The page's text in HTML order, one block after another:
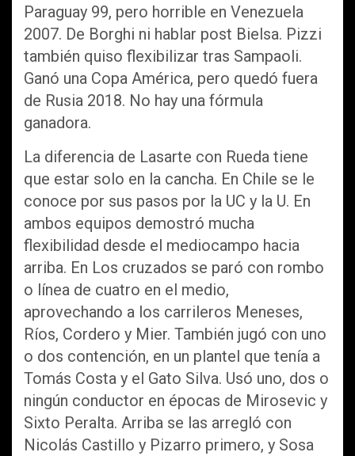
Paraguay 99, pero horrible en Venezuela
2007. De Borghi ni hablar post Bielsa. Pizzi
también quiso flexibilizar tras Sampaoli.
Ganó una Copa América, pero quedó fuera
de Rusia 2018. No hay una fórmula
ganadora.
La diferencia de Lasarte con Rueda tiene
que estar solo en la cancha. En Chile se le
conoce por sus pasos por la UC y la U. En
ambos equipos demostró mucha
flexibilidad desde el mediocampo hacia
arriba. En Los cruzados se paró con rombo
o línea de cuatro en el medio,
aprovechando a los carrileros Meneses,
Ríos, Cordero y Mier. También jugó con uno
o dos contención, en un plantel que tenía a
Tomás Costa y el Gato Silva. Usó uno, dos o
ningún conductor en épocas de Mirosevic y
Sixto Peralta. Arriba se las arregló con
Nicolás Castillo y Pizarro primero, y Sosa